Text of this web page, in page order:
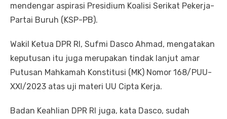
mendengar aspirasi Presidium Koalisi Serikat Pekerja-
Partai Buruh (KSP-PB).
Wakil Ketua DPR RI, Sufmi Dasco Ahmad, mengatakan
keputusan itu juga merupakan tindak lanjut amar
Putusan Mahkamah Konstitusi (MK) Nomor 168/PUU-
XXI/2023 atas uji materi UU Cipta Kerja.
Badan Keahlian DPR RI juga, kata Dasco, sudah